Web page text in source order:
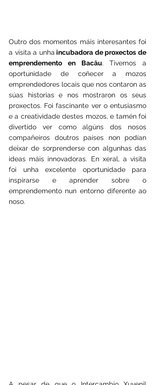
Outro dos momentos máis interesantes foi
a visita a unha incubadora de proxectos de
emprendemento en Bacău. Tivemos a
oportunidade de coñecer a mozos
emprendedores locais que nos contaron as
súas historias e nos mostraron os seus
proxectos. Foi fascinante ver o entusiasmo
e a creatividade destes mozos, e tamén foi
divertido ver como algúns dos nosos
compañeiros doutros países non podían
deixar de sorprenderse con algunhas das
ideas máis innovadoras. En xeral, a visita
foi unha excelente oportunidade para
inspirarse e aprender sobre o
emprendemento nun entorno diferente ao
noso.